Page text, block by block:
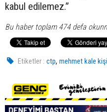
kabul edilemez.”
Bu haber toplam 474 defa
Etiketler : ctp,mehmet kale